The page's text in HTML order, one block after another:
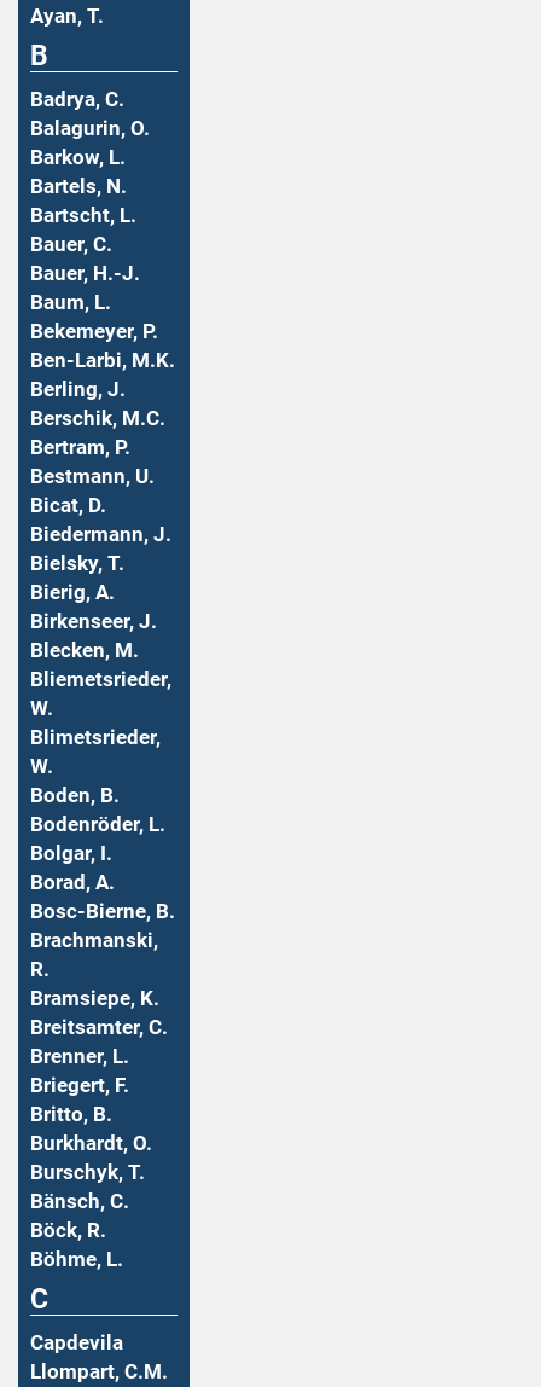
Ayan, T.
B
Badrya, C.
Balagurin, O.
Barkow, L.
Bartels, N.
Bartscht, L.
Bauer, C.
Bauer, H.-J.
Baum, L.
Bekemeyer, P.
Ben-Larbi, M.K.
Berling, J.
Berschik, M.C.
Bertram, P.
Bestmann, U.
Bicat, D.
Biedermann, J.
Bielsky, T.
Bierig, A.
Birkenseer, J.
Blecken, M.
Bliemetsrieder,
W.
Blimetsrieder,
W.
Boden, B.
Bodenröder, L.
Bolgar, I.
Borad, A.
Bosc-Bierne, B.
Brachmanski,
R.
Bramsiepe, K.
Breitsamter, C.
Brenner, L.
Briegert, F.
Britto, B.
Burkhardt, O.
Burschyk, T.
Bänsch, C.
Böck, R.
Böhme, L.
C
Capdevila
Llompart, C.M.